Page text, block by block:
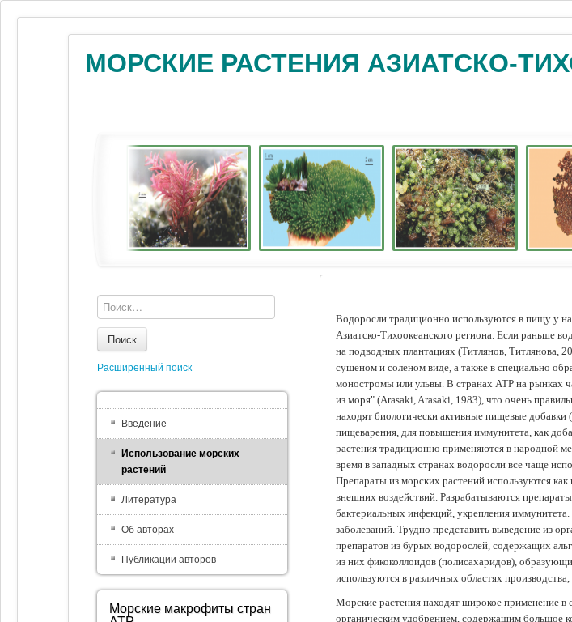
МОРСКИЕ РАСТЕНИЯ АЗИАТСКО-
Водоросли традиционно используются в пищу у
Азиатско-Тихоокеанского региона. Если раньше
на подводных плантациях (Tитлянов, Титлянова,
сушеном и соленом виде, а также в специально
моностромы или ульвы. В странах АТР на рынках
из моря" (Arasaki, Arasaki, 1983), что очень
находят биологически активные пищевые
пищеварения, для повышения иммунитета, как
растения традиционно применяются в народной
время в западных странах водоросли все чаще
Препараты из морских растений используются
внешних воздействий. Разрабатываются
бактериальных инфекций, укрепления
заболеваний. Трудно представить выведение из
препаратов из бурых водорослей, содержащих
из них фикоколлоидов (полисахаридов),
используются в различных областях
Морские растения находят широкое применение в
органическим удобрением, содержащим большое
Поиск
Расширенный поиск
Введение
Использование морских
растений
Литература
Об авторах
Публикации авторов
Морские макрофиты стран